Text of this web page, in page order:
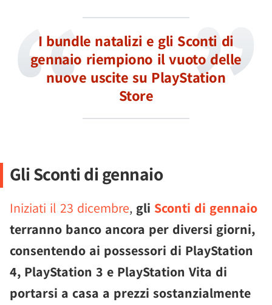
I bundle natalizi e gli Sconti di
gennaio riempiono il vuoto delle
nuove uscite su PlayStation
Store
Gli Sconti di gennaio
Iniziati il 23 dicembre, gli Sconti di gennaio
terranno banco ancora per diversi giorni,
consentendo ai possessori di PlayStation
4, PlayStation 3 e PlayStation Vita di
portarsi a casa a prezzi sostanzialmente